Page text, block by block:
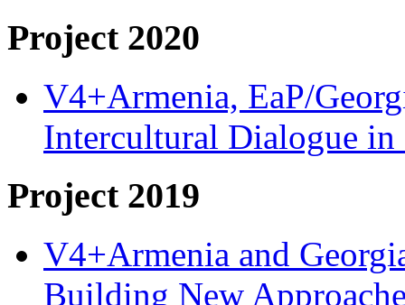
Project 2020
V4+Armenia, EaP/
Intercultural Dialogue
Project 2019
V4+Armenia and
Building New